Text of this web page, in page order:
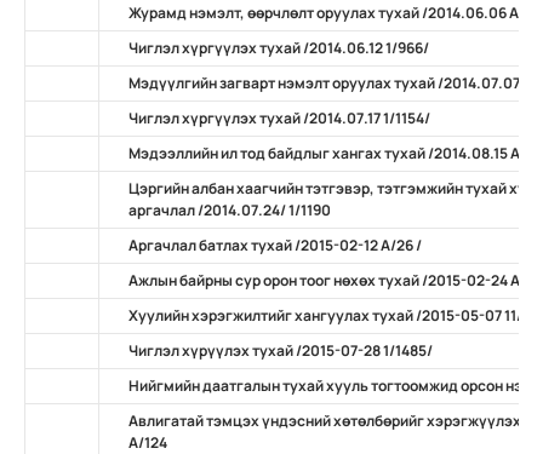
Журамд нэмэлт, өөрчлөлт оруулах тухай /2014.06.06 А/
Чиглэл хүргүүлэх тухай /2014.06.12 1/966/
Мэдүүлгийн загварт нэмэлт оруулах тухай /2014.07.07
Чиглэл хүргүүлэх тухай /2014.07.17 1/1154/
Мэдээллийн ил тод байдлыг хангах тухай /2014.08.15 А/
Цэргийн албан хаагчийн тэтгэвэр, тэтгэмжийн тухай
аргачлал /2014.07.24/ 1/1190
Аргачлал батлах тухай /2015-02-12 А/26 /
Ажлын байрны сур орон тоог нөхөх тухай /2015-02-24 А/
Хуулийн хэрэгжилтийг хангуулах тухай /2015-05-07 11/
Чиглэл хүрүүлэх тухай /2015-07-28 1/1485/
Нийгмийн даатгалын тухай хууль тогтоомжид орсон
Авлигатай тэмцэх үндэсний хөтөлбөрийг хэрэгжүүлэх
А/124